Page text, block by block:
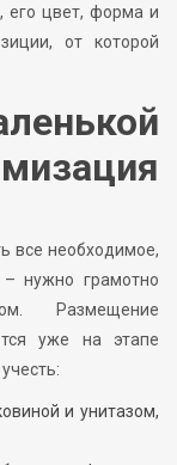
его цвет, форма и
от которой
все необходимое,
нужно грамотно
Размещение
уже на этапе
и унитазом,